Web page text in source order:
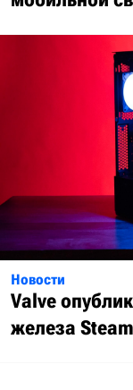
Новости
Valve
железа Steam